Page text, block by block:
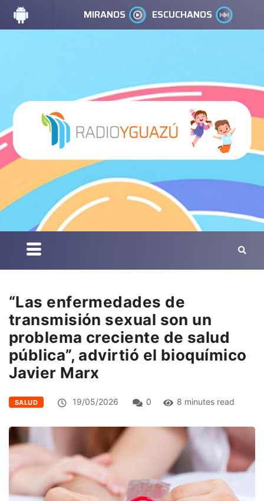
MIRANOS ESCUCHANOS
“Las enfermedades de
transmisión sexual son un
problema creciente de salud
pública”, advirtió el bioquímico
Javier Marx
SALUD 19/05/2026 0 8 minutes read